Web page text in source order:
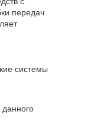
передач
системы